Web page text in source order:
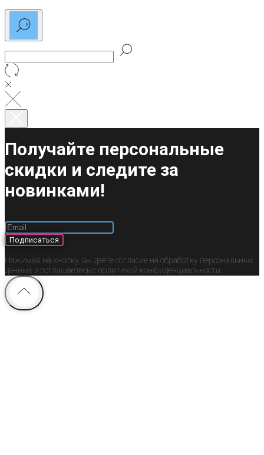
Получайте персональные
скидки и следите за
новинками!
Подписаться
Нажимая на кнопку, вы даёте согласие на обработку персональных
данных и соглашаетесь c политикой конфиденциальности.